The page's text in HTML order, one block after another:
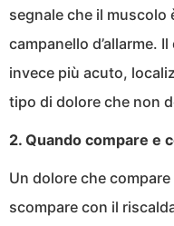
segnale che il muscolo
campanello d’allarme.
invece più acuto,
tipo di dolore che non
2. Quando compare e
Un dolore che
scompare con il